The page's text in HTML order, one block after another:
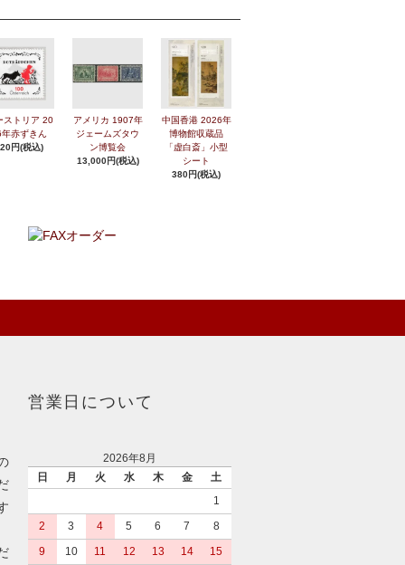
ストリア 20
赤ずきん
円(税込)
アメリカ 1907年
ジェームズタウ
ン博覧会
13,000円(税込)
中国香港 2026年
博物館収蔵品
「虚白斎」小型
シート
380円(税込)
営業日について
2026年8月
日
月 火 水 木 金
土
1
2
3 4 5 6 7
8
9
10 11 12 13 14
15